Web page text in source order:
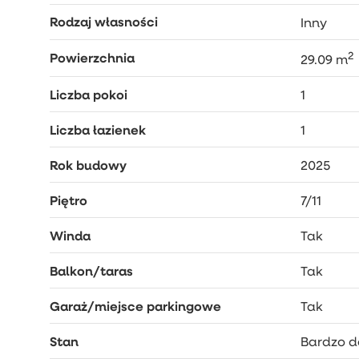
Rodzaj własności Inny
Powierzchnia 29.09 m2
Liczba pokoi 1
Liczba łazienek 1
Rok budowy 2025
Piętro 7/11
Winda Tak
Balkon/taras Tak
Garaż/miejsce parkingowe Tak
Stan Bardzo